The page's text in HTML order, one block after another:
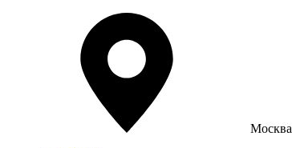
Москва